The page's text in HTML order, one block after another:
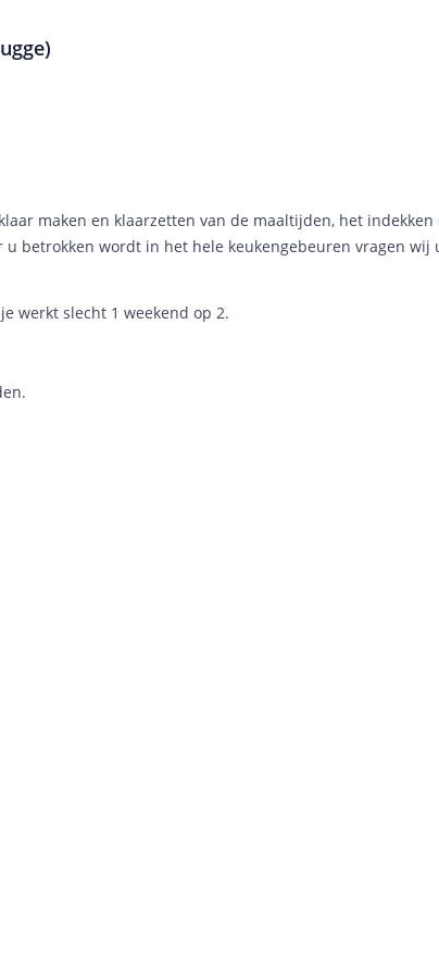
maken en klaarzetten van de maaltijden, het
betrokken wordt in het hele keukengebeuren vragen
werkt slecht 1 weekend op 2.